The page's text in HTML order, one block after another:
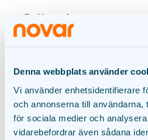
Denna webbplats använder
Vi använder enhetsidentifierare
och annonserna till användarna,
för sociala medier och
vidarebefordrar även sådana
Göteborg
Mårten Krakowgatan 2
411 04 Göteborg
Se på karta